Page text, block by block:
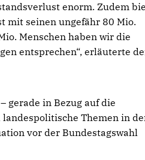
enorm. Zudem
mit seinen ungefähr 80 Mio.
Menschen haben wir die
entsprechen“, erläuterte
gerade in Bezug auf die
Themen in
vor der Bundestagswahl